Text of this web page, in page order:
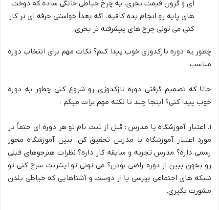
ای و گرون قیمت بخری. یه چرخ خیاطی خانگی ساده که دوخت
های پایه رو انجام بده کافیه. اگه بعداً خواستی حرفه ای تر کار
کنی می تونی چرخ های پیشرفته تر بخری.
چطور یه دوره نازکدوزی خوب پیدا کنم؟ نکات مهم برای انتخاب دوره
مناسب
حالا که تصمیم گرفتی دوره نازکدوزی رو شروع کنی چطور یه دوره
خوب پیدا کنی؟ اینجا چند تا نکته مهم برات میگم :
۱. اعتبار آموزشگاه یا مدرس : قبل از ثبت نام تو هر دوره ای حتماً در
مورد اعتبار آموزشگاه یا مدرس تحقیق کن. ببین آموزشگاه مجوز
رسمی داره؟ مدرس تجربه و سابقه کار داره؟ نظرات هنرجوهای قبلی
رو بخون ببین از دوره راضی بودن؟ می تونی تو اینترنت سرچ کنی تو
شبکه های اجتماعی بپرسی یا از دوست و آشناهایی که خیاطی بلدن
مشورت بگیری.